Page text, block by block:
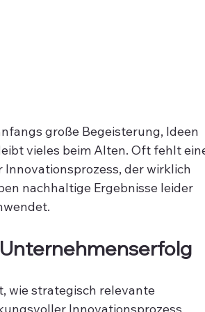
große Begeisterung, Ideen
vieles beim Alten. Oft fehlt
der wirklich
nachhaltige Ergebnisse leider
wie strategisch relevante